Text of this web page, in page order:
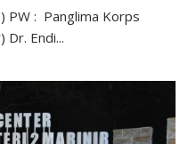
PW : Panglima Korps
Dr. Endi...